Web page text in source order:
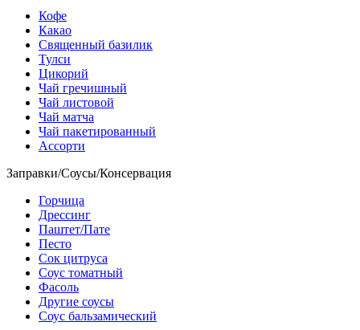
Кофе
Какао
Священный базилик
Тулси
Цикорий
Чай гречишный
Чай листовой
Чай матча
Чай пакетированный
Ассорти
Заправки/Соусы/Консервация
Горчица
Дрессинг
Паштет/Пате
Песто
Сок цитруса
Соус томатный
Фасоль
Другие соусы
Соус бальзамический